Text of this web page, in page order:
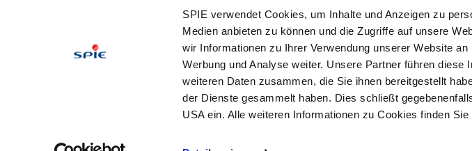
SPIE verwendet Cookies, um Inhalte und Anzeigen zu
Medien anbieten zu können und die Zugriffe auf unsere
wir Informationen zu Ihrer Verwendung unserer Website
Werbung und Analyse weiter. Unsere Partner führen diese
weiteren Daten zusammen, die Sie ihnen bereitgestellt
der Dienste gesammelt haben. Dies schließt
USA ein. Alle weiteren Informationen zu Cookies finden Sie
General T & Cs Disclaimer Data
SPIE, sharing a